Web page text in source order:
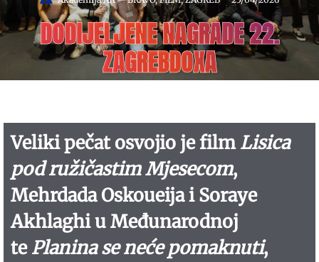
DODIJELJENE NAGRADE 22.
ZAGREBDOXA
Veliki pečat osvojio je filmLisica
pod ružičastim Mjesecom,
Mehrdada Oskoueija i Soraye
Akhlaghi u Međunarodnoj
tePlanina se neće pomaknuti,